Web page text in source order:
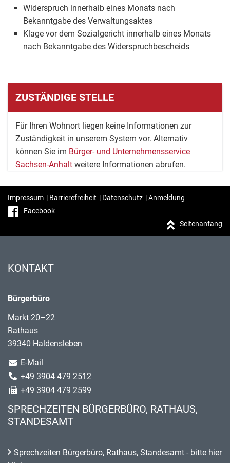
Widerspruch innerhalb eines Monats nach
Bekanntgabe des Verwaltungsaktes
Klage vor dem Sozialgericht innerhalb eines Monats
nach Bekanntgabe des Widerspruchbescheids
ZUSTÄNDIGE STELLE
Für Ihren Wohnort liegen keine Informationen zur
Zuständigkeit in unserem System vor. Alternativ
können Sie im Bürger- und Unternehmensservice
Sachsen-Anhalt weitere Informationen abrufen.
Impressum | Barrierefreiheit | Datenschutz |Anmeldung
Facebook
Seitenanfang
KONTAKT
Bürgerbüro
Markt 20–22
Rathaus
39340 Haldensleben
E-Mail
+49 3904 479 2512
+49 3904 479 2599
SPRECHZEITEN BÜRGERBÜRO, RATHAUS,
STANDESAMT
Sprechzeiten Bürgerbüro, Rathaus, Standesamt - bitte hier